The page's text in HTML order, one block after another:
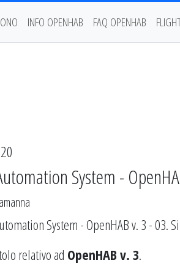
INFO OPENHAB FAQ OPENHAB
System -
relativo ad OpenHAB v. 3.